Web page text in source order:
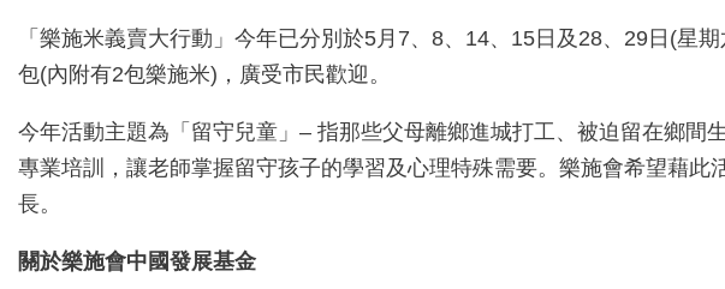
「樂施米義賣大行動」今年已分別於5月7、8、14、15日及28、29日(星
包(內附有2包樂施米)，廣受市民歡迎。
今年活動主題為「留守兒童」– 指那些父母離鄉進城打工、被迫留在鄉
專業培訓，讓老師掌握留守孩子的學習及心理特殊需要。樂施會希望藉
長。
關於樂施會中國發展基金